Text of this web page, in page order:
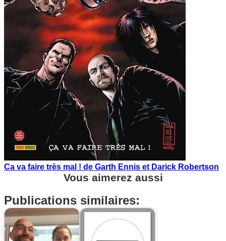
Ca va faire très mal ! de Garth Ennis et Darick Robertson
Vous aimerez aussi
Publications similaires: